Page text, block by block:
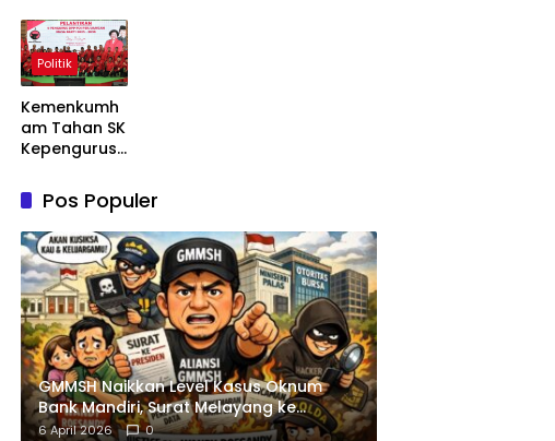
Respons
Appi Soal
RT/RW Dinilai
Menyinggung
Politik
Kemenkumh
am Tahan SK
Kepengurusa
Tunggu
Kelengkapan
Administrasi
Pos Populer
GMMSH Naikkan Level Kasus Oknum
Bank Mandiri, Surat Melayang ke
Presiden
6 April 2026 0